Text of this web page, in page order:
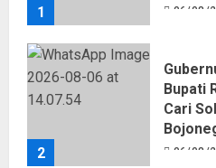
1 06/08/
2
Bupati
Cari
06/08/